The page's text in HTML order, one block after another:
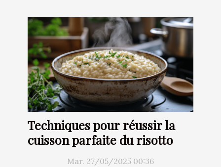
Techniques pour réussir la
cuisson parfaite du risotto
Mar. 27/05/2025 00:36